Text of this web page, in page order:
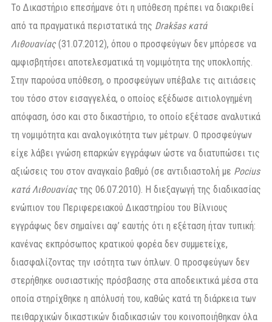
Το Δικαστήριο επεσήμανε ότι η υπόθεση πρέπει να διακριθεί
από τα πραγματικά περιστατικά της Drakšas κατά
Λιθουανίας(31.07.2012), όπου ο προσφεύγων δεν μπόρεσε να
αμφισβητήσει αποτελεσματικά τη νομιμότητα της υποκλοπής.
Στην παρούσα υπόθεση, ο προσφεύγων υπέβαλε τις αιτιάσεις
του τόσο στον εισαγγελέα, ο οποίος εξέδωσε αιτιολογημένη
απόφαση, όσο και στο δικαστήριο, το οποίο εξέτασε αναλυτικά
τη νομιμότητα και αναλογικότητα των μέτρων. Ο προσφεύγων
είχε λάβει γνώση επαρκών εγγράφων ώστε να διατυπώσει τις
αξιώσεις του στον αναγκαίο βαθμό (σε αντιδιαστολή με Pocius
κατά Λιθουανίαςτης 06.07.2010). Η διεξαγωγή της διαδικασίας
ενώπιον του Περιφερειακού Δικαστηρίου του Βίλνιους
εγγράφως δεν σημαίνει αφ’ εαυτής ότι η εξέταση ήταν τυπική:
κανένας εκπρόσωπος κρατικού φορέα δεν συμμετείχε,
διασφαλίζοντας την ισότητα των όπλων. Ο προσφεύγων δεν
στερήθηκε ουσιαστικής πρόσβασης στα αποδεικτικά μέσα στα
οποία στηρίχθηκε η απόλυσή του, καθώς κατά τη διάρκεια των
πειθαρχικών δικαστικών διαδικασιών του κοινοποιήθηκαν όλα